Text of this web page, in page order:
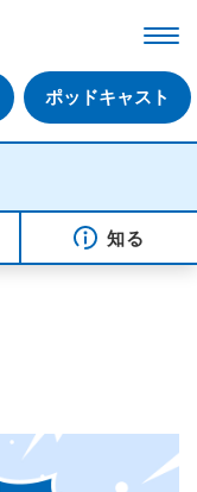
ポッドキャスト
知る